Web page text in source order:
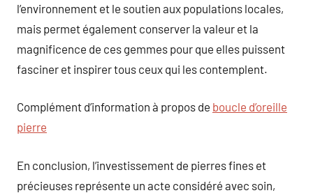
l’environnement et le soutien aux populations locales,
mais permet également conserver la valeur et la
magnificence de ces gemmes pour que elles puissent
fasciner et inspirer tous ceux qui les contemplent.
Complément d’information à propos de boucle d’oreille
pierre
En conclusion, l’investissement de pierres fines et
précieuses représente un acte considéré avec soin,